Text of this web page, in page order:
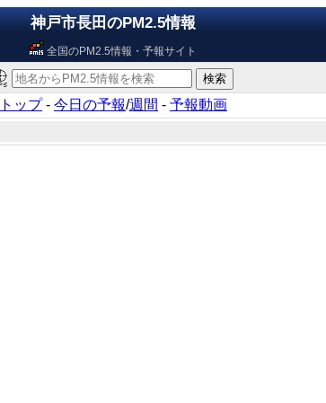
神戸市長田のPM2.5情報
全国のPM2.5情報・予報サイト
トップ- 今日の予報/週間 - 予報動画